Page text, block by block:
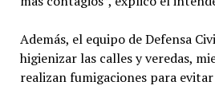
Además, el equipo de Defensa
higienizar las calles y veredas,
realizan fumigaciones para evitar